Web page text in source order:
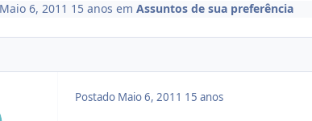
6, 2011 15 anos em Assuntos de sua preferência
Postado Maio 6, 2011 15 anos